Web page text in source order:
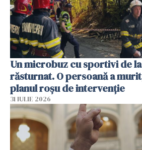
Un microbuz cu sportivi de
răsturnat. O persoană a
planul roșu de intervenție
31 IULIE 2026